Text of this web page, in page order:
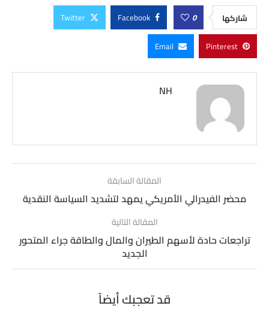
شاركها 0
Facebook
Twitter
Pinterest
Email
NH
المقالة السابقة
محضر الفيدرالي الأمريكي يمهد لتشديد السياسة النقدية
المقالة التالية
تراجعات حادة لأسهم الطيران والمال والطاقة جراء المتحور
الجديد
قد تعجبك أيضاً